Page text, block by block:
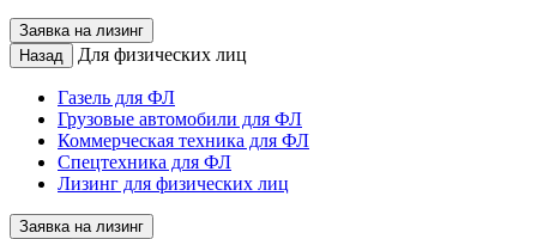
Заявка на лизинг
Назад
Для физических лиц
Газель для ФЛ
Грузовые автомобили для ФЛ
Коммерческая техника для ФЛ
Спецтехника для ФЛ
Лизинг для физических лиц
Заявка на лизинг